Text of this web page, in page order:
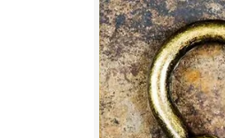
Unter dem Inhalt